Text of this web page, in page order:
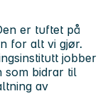
er tuftet på
for alt vi gjør.
jobber
som bidrar til
av